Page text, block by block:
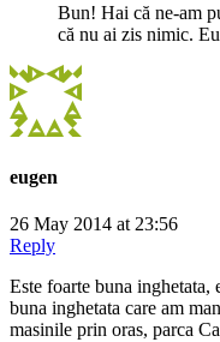
Bun! Hai că ne-am
că nu ai zis nimic.
eugen
26 May 2014 at 23:56
Reply
Este foarte buna inghetata,
buna inghetata care am
masinile prin oras, parca